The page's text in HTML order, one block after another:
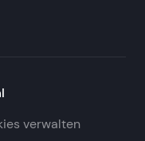
verwalten